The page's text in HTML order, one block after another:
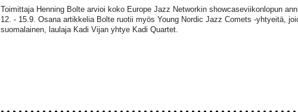
Toimittaja Henning Bolte arvioi koko Europe Jazz Networkin showcaseviikonlopun
12. - 15.9. Osana artikkelia Bolte ruotii myös Young Nordic Jazz Comets -yhtyeitä,
suomalainen, laulaja Kadi Vijan yhtye Kadi Quartet.